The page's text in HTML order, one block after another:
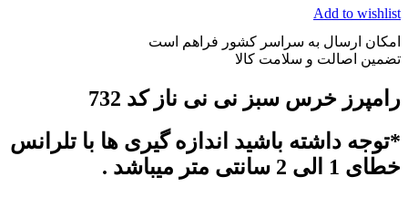
Add to wishlist
امکان ارسال به سراسر کشور فراهم است
تضمین اصالت و سلامت کالا
رامپرز خرس سبز نی نی ناز کد 732
*توجه داشته باشید اندازه گیری ها با تلرانس
خطای 1 الی 2 سانتی متر میباشد .